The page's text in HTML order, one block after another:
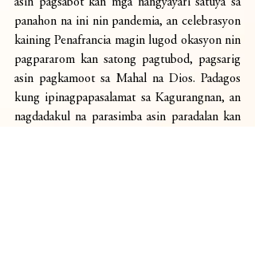
asin pagsabot kan mga nangyayari satuya sa
panahon na ini nin pandemia, an celebrasyon
kaining Penafrancia magin lugod okasyon nin
pagpararom kan satong pagtubod, pagsarig
asin pagkamoot sa Mahal na Dios. Padagos
kung ipinagpapasalamat sa Kagurangnan, an
nagdadakul na parasimba asin paradalan kan